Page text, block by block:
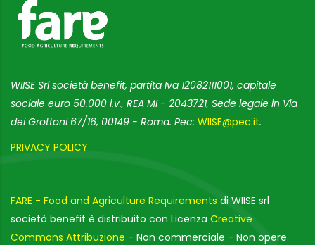
WIISE Srl società benefit, partita Iva 12082111001, capitale
sociale euro 50.000 i.v., REA MI - 2043721, Sede legale in Via
dei Grottoni 67/16, 00149 - Roma. Pec: WIISE@pec.it.
PRIVACY POLICY
FARE - Food and Agriculture Requirements di WIISE srl
società benefit è distribuito con Licenza Creative
Commons Attribuzione - Non commerciale - Non opere